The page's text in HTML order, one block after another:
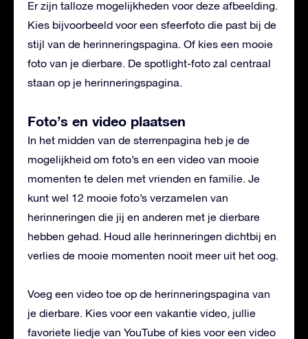
Er zijn talloze mogelijkheden voor deze afbeelding.
Kies bijvoorbeeld voor een sfeerfoto die past bij de
stijl van de herinneringspagina. Of kies een mooie
foto van je dierbare. De spotlight-foto zal centraal
staan op je herinneringspagina.
Foto’s en video plaatsen
In het midden van de sterrenpagina heb je de
mogelijkheid om foto’s en een video van mooie
momenten te delen met vrienden en familie. Je
kunt wel 12 mooie foto’s verzamelen van
herinneringen die jij en anderen met je dierbare
hebben gehad. Houd alle herinneringen dichtbij en
verlies de mooie momenten nooit meer uit het oog.
Voeg een video toe op de herinneringspagina van
je dierbare. Kies voor een vakantie video, jullie
favoriete liedje van YouTube of kies voor een video